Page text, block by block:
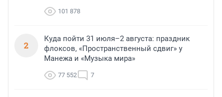
101 878
2
Куда пойти 31 июля–2 августа: праздник
флоксов, «Пространственный сдвиг» у
Манежа и «Музыка мира»
77 552 7